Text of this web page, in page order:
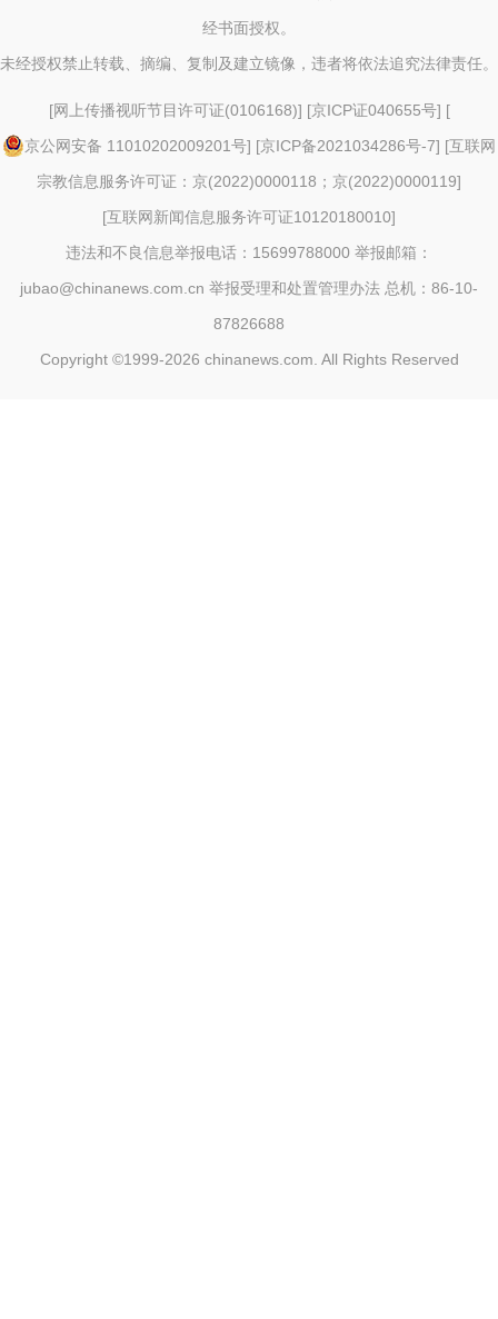
经书面授权。
未经授权禁止转载、摘编、复制及建立镜像，违者将依法追究法律责任。
[网上传播视听节目许可证(0106168)] [京ICP证040655号] [
京公网安备 11010202009201号] [京ICP备2021034286号-7] [互联网
宗教信息服务许可证：京(2022)0000118；京(2022)0000119]
[互联网新闻信息服务许可证10120180010]
违法和不良信息举报电话：15699788000 举报邮箱：
jubao@chinanews.com.cn 举报受理和处置管理办法 总机：86-10-
87826688
Copyright ©1999-2026 chinanews.com. All Rights Reserved